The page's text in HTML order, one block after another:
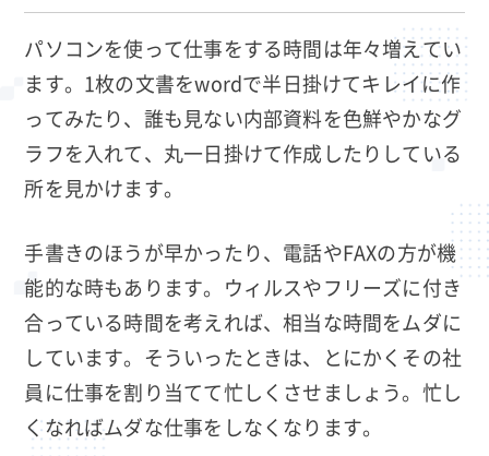
パソコンを使って仕事をする時間は年々増えてい
ます。1枚の文書をwordで半日掛けてキレイに作
ってみたり、誰も見ない内部資料を色鮮やかなグ
ラフを入れて、丸一日掛けて作成したりしている
所を見かけます。
手書きのほうが早かったり、電話やFAXの方が機
能的な時もあります。ウィルスやフリーズに付き
合っている時間を考えれば、相当な時間をムダに
しています。そういったときは、とにかくその社
員に仕事を割り当てて忙しくさせましょう。忙し
くなればムダな仕事をしなくなります。